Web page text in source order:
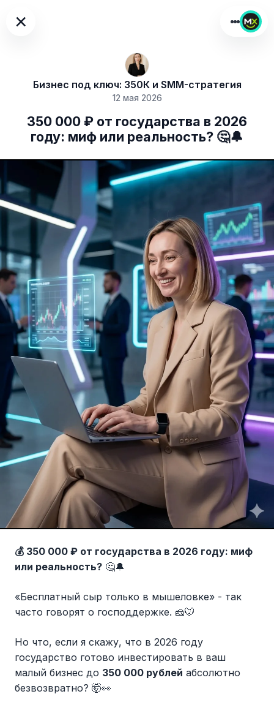
×
Бизнес под ключ: 350К и SMM-стратегия
12 мая 2026
350 000 ₽ от государства в 2026
году: миф или реальность? 🤔🔔
💰 350 000 ₽ от государства в 2026 году: миф
или реальность? 🤔🔔
«Бесплатный сыр только в мышеловке» - так
часто говорят о господдержке. 🧀🐭
Но что, если я скажу, что в 2026 году
государство готово инвестировать в ваш
малый бизнес до 350 000 рублей абсолютно
безвозвратно? 🤯👀